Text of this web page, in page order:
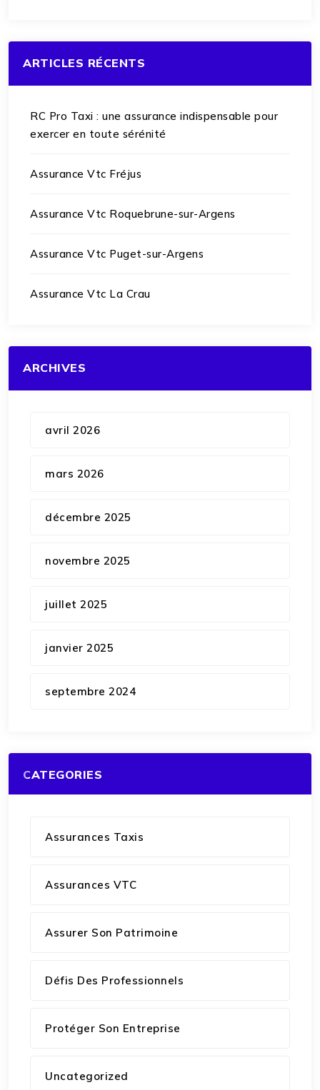
ARTICLES RÉCENTS
RC Pro Taxi : une assurance indispensable pour
exercer en toute sérénité
Assurance Vtc Fréjus
Assurance Vtc Roquebrune-sur-Argens
Assurance Vtc Puget-sur-Argens
Assurance Vtc La Crau
ARCHIVES
avril 2026
mars 2026
décembre 2025
novembre 2025
juillet 2025
janvier 2025
septembre 2024
CATEGORIES
Assurances Taxis
Assurances VTC
Assurer Son Patrimoine
Défis Des Professionnels
Protéger Son Entreprise
Uncategorized